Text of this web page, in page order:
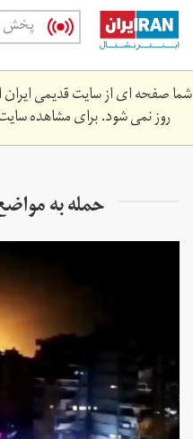
Skip
main
content
پخش
شما صفحه ای از سایت قدیمی ایران
روز نمی شود. برای مشاهده
حمله به